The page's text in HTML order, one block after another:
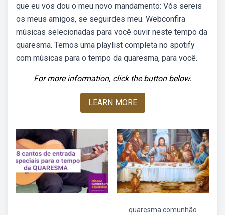
que eu vos dou o meu novo mandamento: Vós sereis
os meus amigos, se seguirdes meu. Webconfira
músicas selecionadas para você ouvir neste tempo da
quaresma. Temos uma playlist completa no spotify
com músicas para o tempo da quaresma, para você.
For more information, click the button below.
LEARN MORE
quaresma comunhão